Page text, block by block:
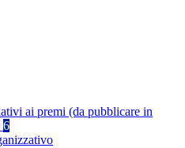
ai premi (da pubblicare in
6